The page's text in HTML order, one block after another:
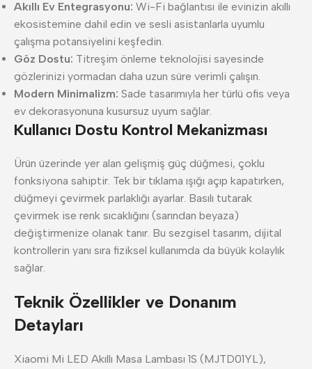
Akıllı Ev Entegrasyonu: Wi-Fi bağlantısı ile evinizin akıllı
ekosistemine dahil edin ve sesli asistanlarla uyumlu
çalışma potansiyelini keşfedin.
Göz Dostu: Titreşim önleme teknolojisi sayesinde
gözlerinizi yormadan daha uzun süre verimli çalışın.
Modern Minimalizm: Sade tasarımıyla her türlü ofis veya
ev dekorasyonuna kusursuz uyum sağlar.
Kullanıcı Dostu Kontrol Mekanizması
Ürün üzerinde yer alan gelişmiş güç düğmesi, çoklu
fonksiyona sahiptir. Tek bir tıklama ışığı açıp kapatırken,
düğmeyi çevirmek parlaklığı ayarlar. Basılı tutarak
çevirmek ise renk sıcaklığını (sarından beyaza)
değiştirmenize olanak tanır. Bu sezgisel tasarım, dijital
kontrollerin yanı sıra fiziksel kullanımda da büyük kolaylık
sağlar.
Teknik Özellikler ve Donanım
Detayları
Xiaomi Mi LED Akıllı Masa Lambası 1S (MJTD01YL),